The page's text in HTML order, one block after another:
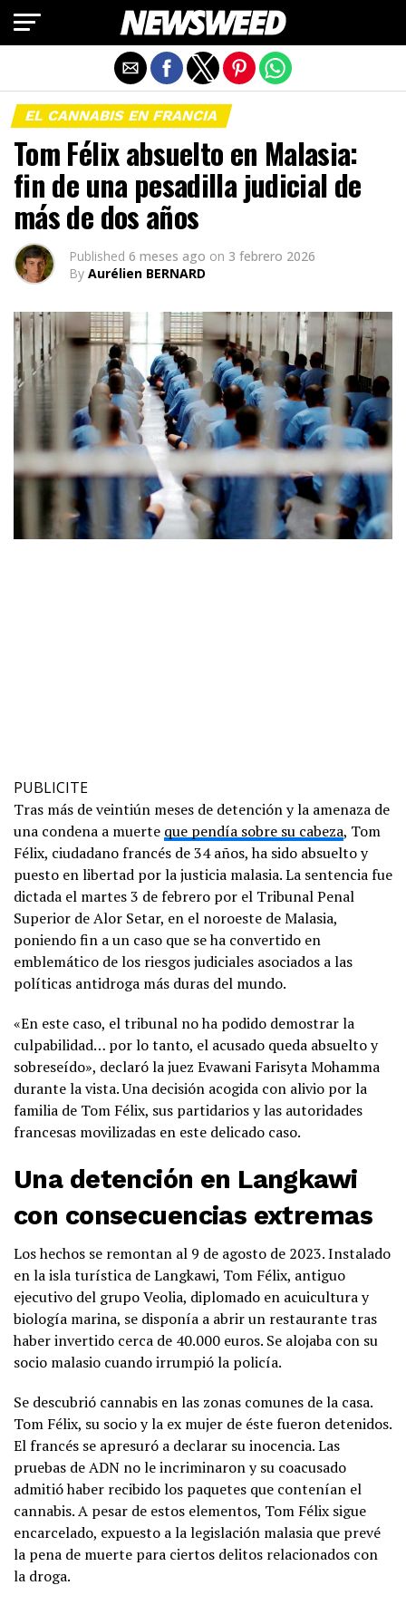
EL CANNABIS EN FRANCIA
Tom Félix absuelto en Malasia:
fin de una pesadilla judicial de
más de dos años
Published 6 meses ago on 3 febrero 2026
By Aurélien BERNARD
PUBLICITE
Tras más de veintiún meses de detención y la amenaza de
una condena a muerte que pendía sobre su cabeza, Tom
Félix, ciudadano francés de 34 años, ha sido absuelto y
puesto en libertad por la justicia malasia. La sentencia fue
dictada el martes 3 de febrero por el Tribunal Penal
Superior de Alor Setar, en el noroeste de Malasia,
poniendo fin a un caso que se ha convertido en
emblemático de los riesgos judiciales asociados a las
políticas antidroga más duras del mundo.
«En este caso, el tribunal no ha podido demostrar la
culpabilidad… por lo tanto, el acusado queda absuelto y
sobreseído», declaró la juez Evawani Farisyta Mohamma
durante la vista. Una decisión acogida con alivio por la
familia de Tom Félix, sus partidarios y las autoridades
francesas movilizadas en este delicado caso.
Una detención en Langkawi
con consecuencias extremas
Los hechos se remontan al 9 de agosto de 2023. Instalado
en la isla turística de Langkawi, Tom Félix, antiguo
ejecutivo del grupo Veolia, diplomado en acuicultura y
biología marina, se disponía a abrir un restaurante tras
haber invertido cerca de 40.000 euros. Se alojaba con su
socio malasio cuando irrumpió la policía.
Se descubrió cannabis en las zonas comunes de la casa.
Tom Félix, su socio y la ex mujer de éste fueron detenidos.
El francés se apresuró a declarar su inocencia. Las
pruebas de ADN no le incriminaron y su coacusado
admitió haber recibido los paquetes que contenían el
cannabis. A pesar de estos elementos, Tom Félix sigue
encarcelado, expuesto a la legislación malasia que prevé
la pena de muerte para ciertos delitos relacionados con
la droga.
Salir de la versión móvil